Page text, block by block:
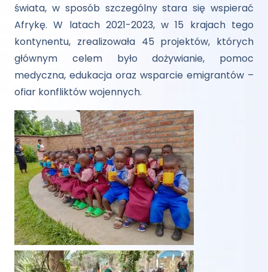
świata, w sposób szczególny stara się wspierać
Afrykę. W latach 2021-2023, w 15 krajach tego
kontynentu, zrealizowała 45 projektów, których
głównym celem było dożywianie, pomoc
medyczna, edukacja oraz wsparcie emigrantów –
ofiar konfliktów wojennych.